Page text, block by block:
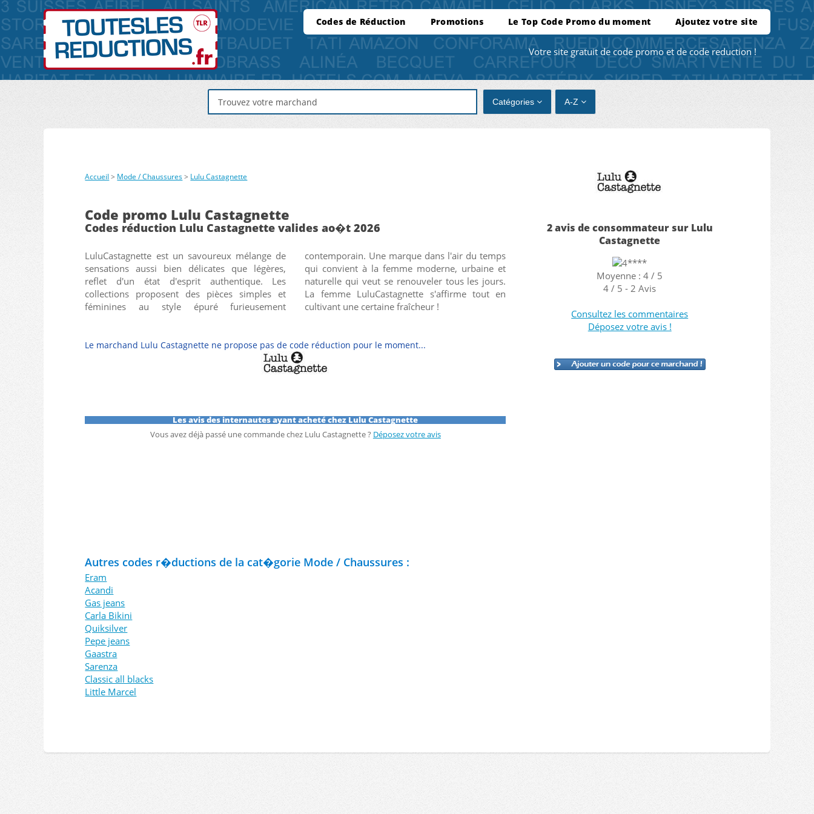
Codes de Réduction Promotions Le Top Code Promo du moment Ajoutez votre site
Votre site gratuit de code promo et de code reduction !
Catégories A-Z
Accueil > Mode / Chaussures> Lulu Castagnette
Code promo Lulu Castagnette
Codes réduction Lulu Castagnette valides ao�t 2026
LuluCastagnette est un savoureux mélange de
sensations aussi bien délicates que légères,
reflet d'un état d'esprit authentique. Les
collections proposent des pièces simples et
féminines au style épuré furieusement
contemporain. Une marque dans l'air du temps
qui convient à la femme moderne, urbaine et
naturelle qui veut se renouveler tous les jours.
La femme LuluCastagnette s'affirme tout en
cultivant une certaine fraîcheur !
Le marchand Lulu Castagnette ne propose pas de code réduction pour le moment...
Les avis des internautes ayant acheté chez Lulu Castagnette
Vous avez déjà passé une commande chez Lulu Castagnette ? Déposez votre avis
Autres codes r�ductions de la cat�gorie Mode / Chaussures :
Eram
Acandi
Gas jeans
Carla Bikini
Quiksilver
Pepe jeans
Gaastra
Sarenza
Classic all blacks
Little Marcel
2 avis de consommateur sur Lulu
Castagnette
Moyenne : 4 / 5
4 / 5 - 2 Avis
Consultez les commentaires
Déposez votre avis !